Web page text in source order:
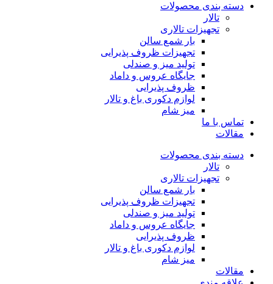
دسته بندی محصولات
تالار
تجهیزات تالاری
بار شمع سالن
تجهیزات ظروف پذیرایی
تولید میز و صندلی
جایگاه عروس و داماد
ظروف پذیرایی
لوازم دکوری باغ و تالار
میز شام
تماس با ما
مقالات
دسته بندی محصولات
تالار
تجهیزات تالاری
بار شمع سالن
تجهیزات ظروف پذیرایی
تولید میز و صندلی
جایگاه عروس و داماد
ظروف پذیرایی
لوازم دکوری باغ و تالار
میز شام
مقالات